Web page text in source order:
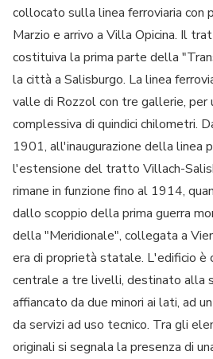
collocato sulla linea ferroviaria con
Marzio e arrivo a Villa Opicina. Il
costituiva la prima parte della
la città a Salisburgo. La linea
valle di Rozzol con tre gallerie, per
complessiva di quindici chilometri.
1901, all'inaugurazione della linea
l'estensione del tratto Villach-
rimane in funzione fino al 1914,
dallo scoppio della prima guerra
della "Meridionale", collegata a
era di proprietà statale. L'edificio è
centrale a tre livelli, destinato alla
affiancato da due minori ai lati, ad
da servizi ad uso tecnico. Tra gli
originali si segnala la presenza di